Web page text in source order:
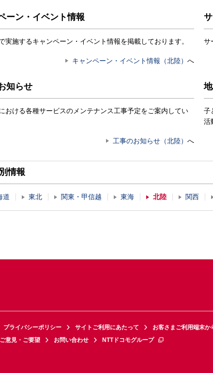
ーン・イベント情報
実施するキャンペーン・イベント情報を掲載しております。
キャンペーン・イベント情報（北陸） へ
サ
知らせ
おける各種サービスのメンテナンス工事予定をご案内してい
工事のお知らせ（北陸） へ
子
活
情報
道 東北 関東・甲信越 東海 北陸 関西
プライバシーポリシー サイトご利用にあたって お客さまご利用端末か
ご意見・ご要望 お問い合わせ NTTドコモグループ